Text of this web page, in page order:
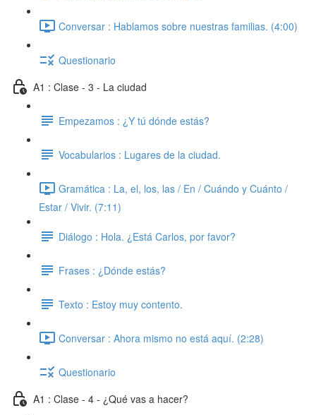
Conversar : Hablamos sobre nuestras familias. (4:00)
Questionario
A1 : Clase - 3 - La ciudad
Empezamos : ¿Y tú dónde estás?
Vocabularios : Lugares de la ciudad.
Gramática : La, el, los, las / En / Cuándo y Cuánto /
Estar / Vivir. (7:11)
Diálogo : Hola. ¿Está Carlos, por favor?
Frases : ¿Dónde estás?
Texto : Estoy muy contento.
Conversar : Ahora mismo no está aquí. (2:28)
Questionario
A1 : Clase - 4 - ¿Qué vas a hacer?